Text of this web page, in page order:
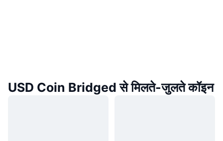
USD Coin Bridged से मिलते-जुलते कॉइन